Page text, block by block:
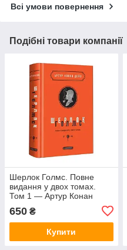
Всі умови повернення
Подібні товари компанії
Шерлок Голмс. Повне
видання у двох томах.
Том 1 — Артур Конан
Дойл | А-БА-БА-ГА-ЛА-МА-
ГА, книга українською,
нова, тверда
650 ₴
Купити